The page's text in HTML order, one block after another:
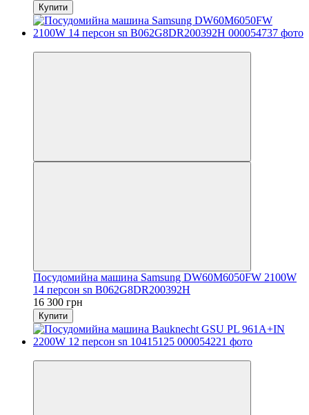
Купити
Посудомийна машина Samsung DW60M6050FW 2100W
14 персон sn B062G8DR200392H
16 300 грн
Купити